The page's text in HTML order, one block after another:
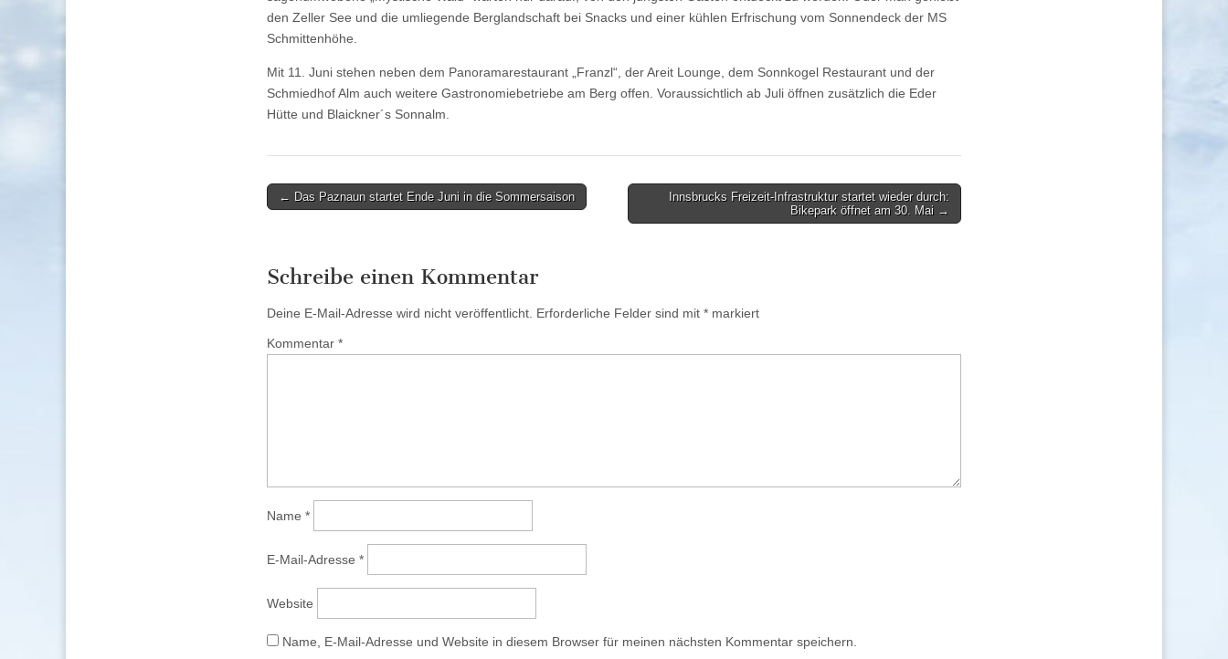
den Zeller See und die umliegende Berglandschaft bei Snacks und einer kühlen Erfrischung vom Sonnendeck der MS
Schmittenhöhe.
Mit 11. Juni stehen neben dem Panoramarestaurant „Franzl“, der Areit Lounge, dem Sonnkogel Restaurant und der
Schmiedhof Alm auch weitere Gastronomiebetriebe am Berg offen. Voraussichtlich ab Juli öffnen zusätzlich die Eder
Hütte und Blaickner´s Sonnalm.
Post
← Das Paznaun startet Ende Juni in die Sommersaison
Innsbrucks Freizeit-Infrastruktur startet wieder durch:
Bikepark öffnet am 30. Mai →
Schreibe einen Kommentar
Deine E-Mail-Adresse wird nicht veröffentlicht. Erforderliche Felder sind mit *markiert
Kommentar *
Name *
E-Mail-Adresse *
Website
Name, E-Mail-Adresse und Website in diesem Browser für meinen nächsten Kommentar speichern.